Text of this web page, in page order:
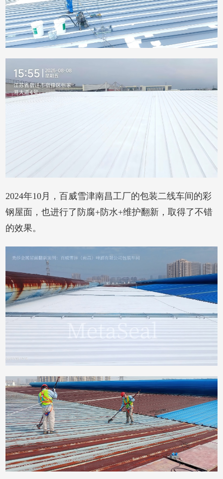
2024年10月，百威雪津南昌工厂的包装二线车间的彩
钢屋面，也进行了防腐+防水+维护翻新，取得了不错
的效果。